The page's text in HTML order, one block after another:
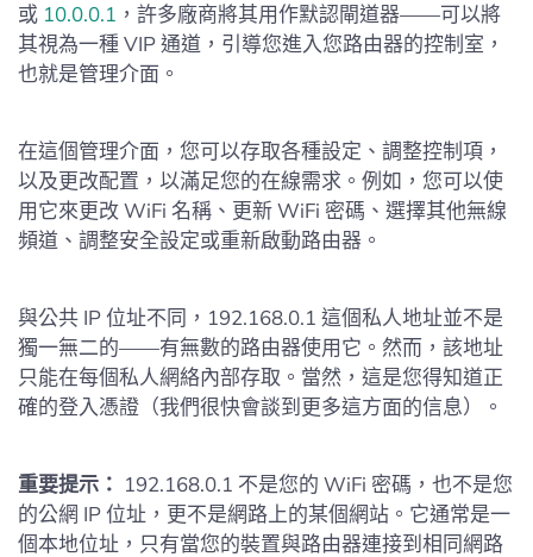
或 10.0.0.1 ，許多廠商將其用作默認閘道器——可以將
其視為一種 VIP 通道，引導您進入您路由器的控制室，
也就是管理介面。
在這個管理介面，您可以存取各種設定、調整控制項，
以及更改配置，以滿足您的在線需求。例如，您可以使
用它來更改 WiFi 名稱、更新 WiFi 密碼、選擇其他無線
頻道、調整安全設定或重新啟動路由器。
與公共 IP 位址不同，192.168.0.1 這個私人地址並不是
獨一無二的——有無數的路由器使用它。然而，該地址
只能在每個私人網絡內部存取。當然，這是您得知道正
確的登入憑證（我們很快會談到更多這方面的信息）。
重要提示： 192.168.0.1 不是您的 WiFi 密碼，也不是您
的公網 IP 位址，更不是網路上的某個網站。它通常是一
個本地位址，只有當您的裝置與路由器連接到相同網路